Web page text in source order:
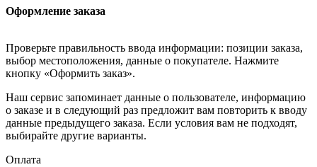
Оформление заказа
Проверьте правильность ввода информации: позиции заказа,
выбор местоположения, данные о покупателе. Нажмите
кнопку «Оформить заказ».
Наш сервис запоминает данные о пользователе, информацию
о заказе и в следующий раз предложит вам повторить к вводу
данные предыдущего заказа. Если условия вам не подходят,
выбирайте другие варианты.
Оплата